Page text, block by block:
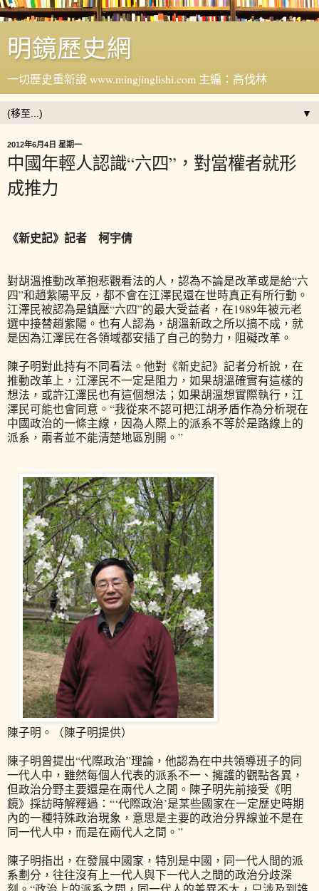
明鏡歷史網
一切歷史重新說 www.mingjinglishi.com 主編：高伐林
▼
2012年6月4日 星期一
中國年輕人認識“六四”，對當權者就形
成推力
《新史記》記者 柯宇倩
對胡溫推動改革抱悲觀看法的人，認為不論是改革或是給“六
四”和趙紫陽平反，都不會在江澤民還在世時真正有所行動。
江澤民被認為是鎮壓“六四”的最大受益者，在1989年被元老
選中接替趙紫陽。也有人認為，胡溫新政之所以搞不成，就
是因為江澤民在各領域都安插了自己的勢力，阻礙改革。
陳子明對此持有不同看法。他對《新史記》記者分析說，在
推動改革上，江澤民不一定是阻力，如果胡溫確實有這樣的
想法，或許江澤民也有這個想法；如果胡溫想實際執行，江
澤民可能也會同意。“我從來不認可把江胡矛盾作為分析現在
中國政治的一條主線，因為人際上的派系不等於是路線上的
派系，兩者並不能清楚地區別開。”
陳子明。（陳子明提供）
陳子明曾提出“代際政治”理論，他認為在中共領導班子的同
一代人中，雖然每個人代表的派系不一、擁護的觀點各異，
但政治分野主要還是在兩代人之間。陳子明先前接受《明
鏡》採訪時解釋過：“‘代際政治’是某些國家在一定歷史時期
內的一種特殊政治現象，意思是主要的政治分界線並不是在
同一代人中，而是在兩代人之間。”
陳子明指出，在發展中國家，特別是中國，同一代人間的派
系劃分，往往沒有上一代人與下一代人之間的政治分歧深